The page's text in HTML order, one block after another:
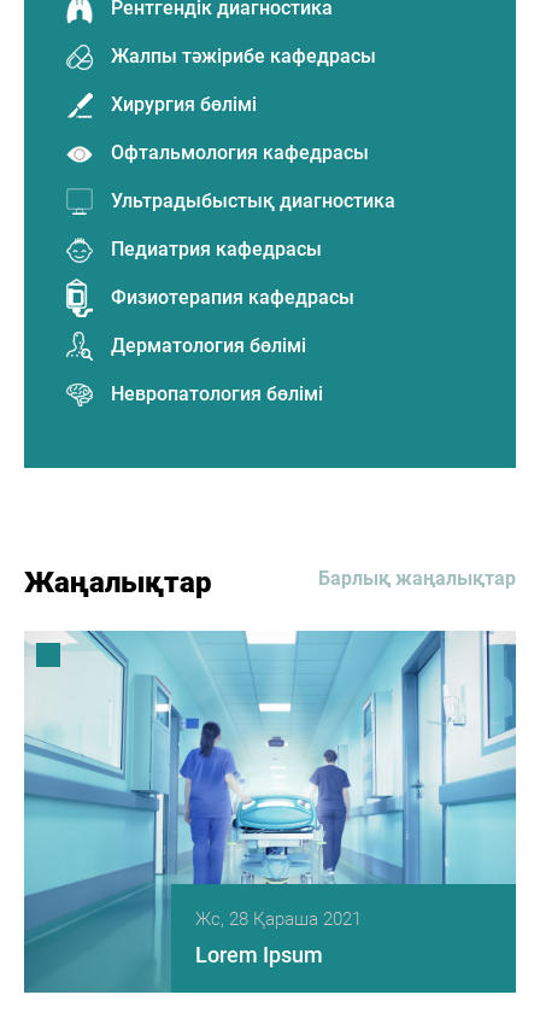
Рентгендік диагностика
Жалпы тәжірибе кафедрасы
Хирургия бөлімі
Офтальмология кафедрасы
Ультрадыбыстық диагностика
Педиатрия кафедрасы
Физиотерапия кафедрасы
Дерматология бөлімі
Невропатология бөлімі
Жаңалықтар Барлық жаңалықтар
Жс, 28 Қараша 2021
Lorem Ipsum